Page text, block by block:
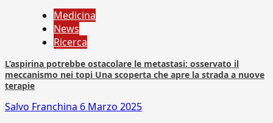
Medicina
News
Ricerca
L’aspirina potrebbe ostacolare le metastasi: osservato il
meccanismo nei topi Una scoperta che apre la strada a nuove
terapie
Salvo Franchina 6 Marzo 2025